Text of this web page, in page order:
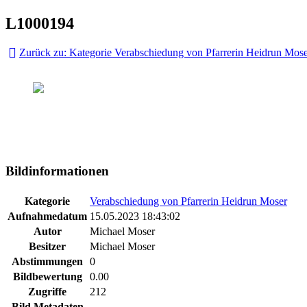
L1000194
Zurück zu: Kategorie Verabschiedung von Pfarrerin Heidrun
Bildinformationen
Kategorie
Verabschiedung von Pfarrerin Heidrun Moser
Aufnahmedatum 15.05.2023 18:43:02
Autor
Michael Moser
Besitzer
Michael Moser
Abstimmungen
0
Bildbewertung
0.00
Zugriffe
212